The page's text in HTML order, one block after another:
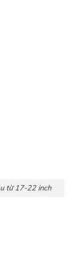
từ 17-22 inch